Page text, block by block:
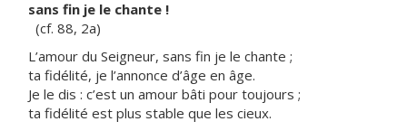
sans fin je le chante !
(cf. 88, 2a)
L’amour du Seigneur, sans fin je le chante ;
ta fidélité, je l’annonce d’âge en âge.
Je le dis : c’est un amour bâti pour toujours ;
ta fidélité est plus stable que les cieux.